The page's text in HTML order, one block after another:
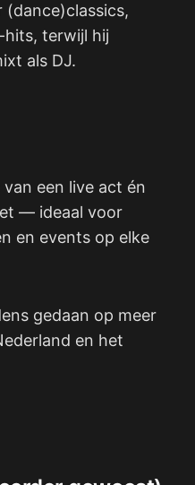
hits, terwijl hij
als DJ.
een live act én
— ideaal voor
en events op elke
gedaan op meer
en het